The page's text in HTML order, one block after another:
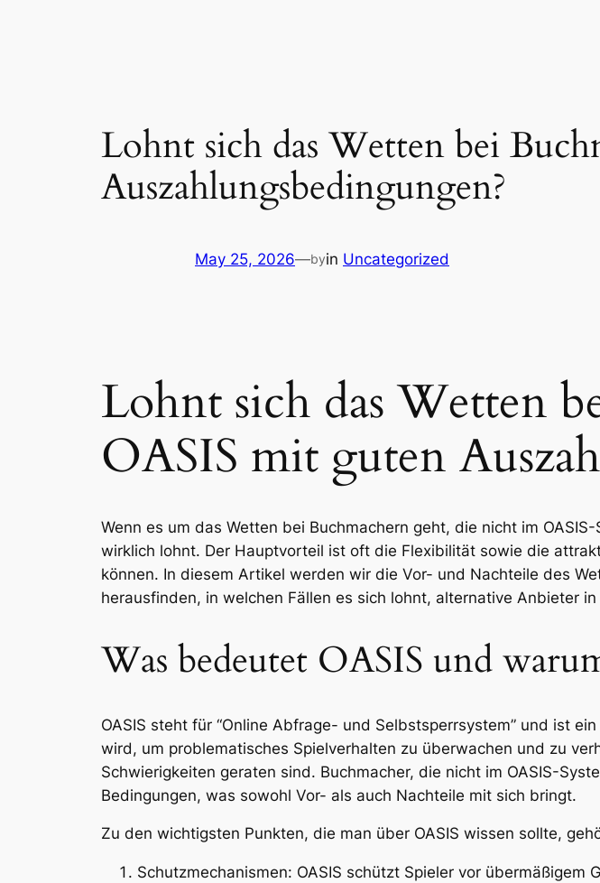
Lohnt sich das Wetten bei
Auszahlungsbedingungen?
May 25, 2026—byin Uncategorized
Lohnt sich das Wetten
OASIS mit guten
Wenn es um das Wetten bei Buchmachern geht, die nicht im
wirklich lohnt. Der Hauptvorteil ist oft die Flexibilität sowie die
können. In diesem Artikel werden wir die Vor- und Nachteile des
herausfinden, in welchen Fällen es sich lohnt, alternative Anbieter
Was bedeutet OASIS und
OASIS steht für “Online Abfrage- und Selbstsperrsystem” und ist
wird, um problematisches Spielverhalten zu überwachen und zu
Schwierigkeiten geraten sind. Buchmacher, die nicht im OASIS-
Bedingungen, was sowohl Vor- als auch Nachteile mit sich bringt.
Zu den wichtigsten Punkten, die man über OASIS wissen sollte,
Schutzmechanismen: OASIS schützt Spieler vor übermäßigem